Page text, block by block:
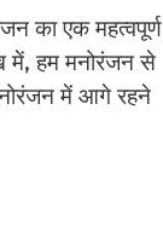
का एक महत्वपूर्ण
में, हम मनोरंजन से
में आगे रहने